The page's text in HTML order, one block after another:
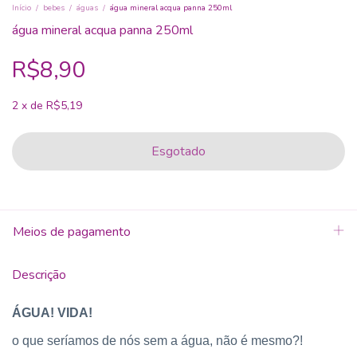
Início / bebes / águas / água mineral acqua panna 250ml
água mineral acqua panna 250ml
R$8,90
2 x de R$5,19
Meios de pagamento
Descrição
ÁGUA! VIDA!
o que seríamos de nós sem a água, não é mesmo?!